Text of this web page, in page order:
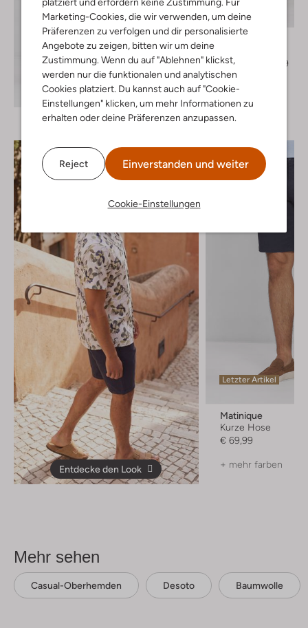
Marketing-Cookies, die wir verwenden, um deine
Präferenzen zu verfolgen und dir personalisierte
Angebote zu zeigen, bitten wir um deine
Zustimmung. Wenn du auf "Ablehnen" klickst,
werden nur die funktionalen und analytischen
Cookies platziert. Du kannst auch auf "Cookie-
Einstellungen" klicken, um mehr Informationen zu
erhalten oder deine Präferenzen anzupassen.
Reject Einverstanden und weiter
Cookie-Einstellungen
Entdecke den Look
Letzter Artikel
-20%
Desoto
€ 69,99
€ 55,99
Entdecke den Look
Letzter Artikel
Matinique
Kurze Hose
€ 69,99
+ mehr farben
Mehr sehen
Casual-Oberhemden Desoto Baumwolle